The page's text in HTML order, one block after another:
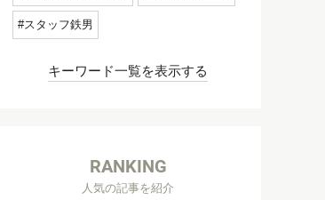
スタッフ鉄男
キーワード一覧を表示する
RANKING
人気の記事を紹介